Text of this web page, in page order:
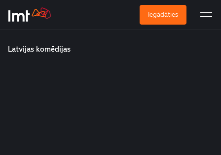
Iegādāties
Latvijas komēdijas